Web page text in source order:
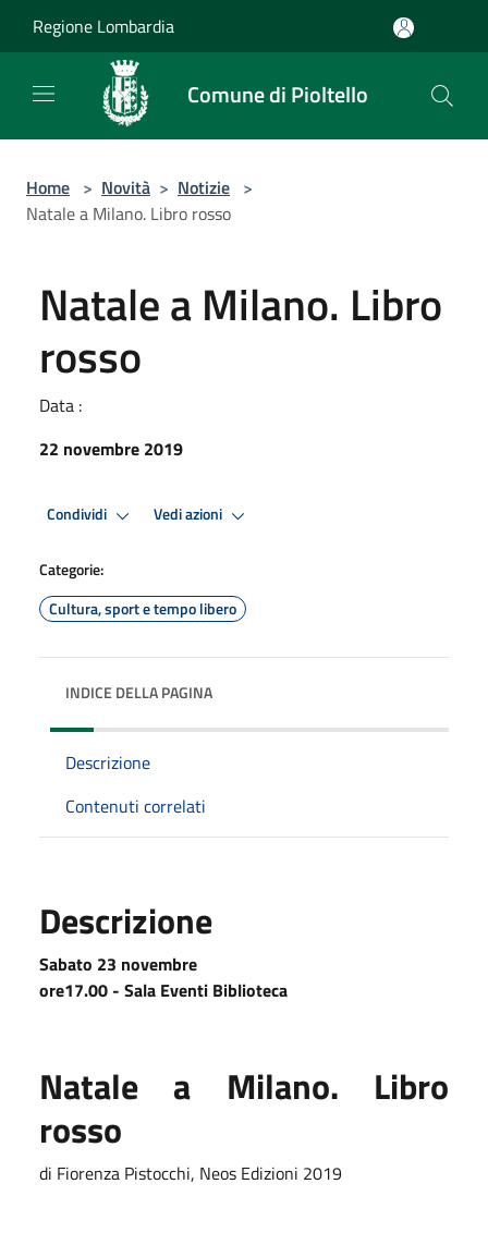
Regione Lombardia
Comune di Pioltello
Home > Novità > Notizie >
Natale a Milano. Libro rosso
Natale a Milano. Libro
rosso
Data :
22 novembre 2019
Condividi Vedi azioni
Categorie:
Cultura, sport e tempo libero
INDICE DELLA PAGINA
Descrizione
Contenuti correlati
Descrizione
Sabato 23 novembre
ore17.00 - Sala Eventi Biblioteca
Natale a Milano. Libro
rosso
di Fiorenza Pistocchi, Neos Edizioni 2019